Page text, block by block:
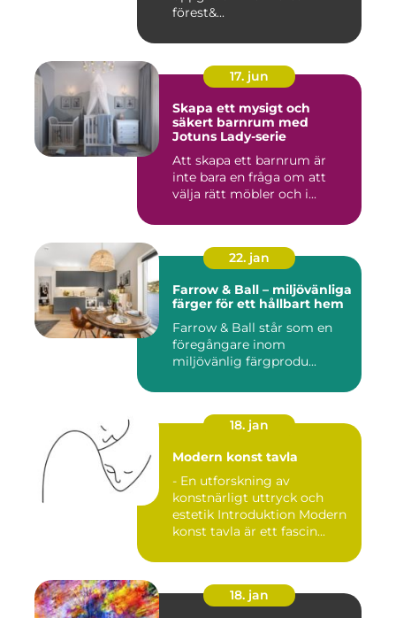
förest&...
17. jun
Skapa ett mysigt och
säkert barnrum med
Jotuns Lady-serie
Att skapa ett barnrum är
inte bara en fråga om att
välja rätt möbler och i...
22. jan
Farrow & Ball – miljövänliga
färger för ett hållbart hem
Farrow & Ball står som en
föregångare inom
miljövänlig färgprodu...
18. jan
Modern konst tavla
- En utforskning av
konstnärligt uttryck och
estetik Introduktion Modern
konst tavla är ett fascin...
18. jan